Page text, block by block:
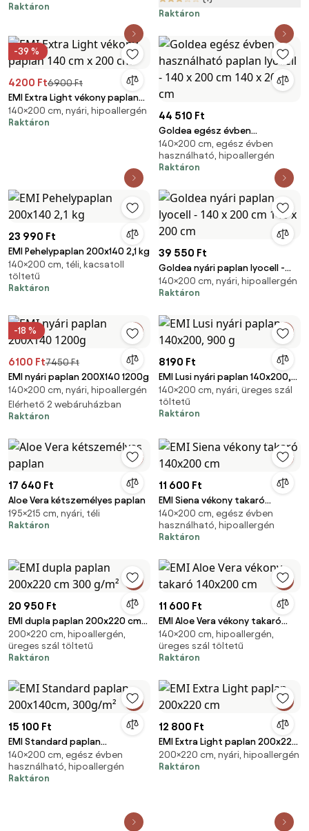
Raktáron
Raktáron
-39 %
4200 Ft6900 Ft
EMI Extra Light vékony paplan
140 cm x 200 cm
140×200 cm, nyári, hipoallergén
Raktáron
44 510 Ft
Goldea egész évben
használható paplan lyocell -
140 x 200 cm 140 x 200 cm
140×200 cm, egész évben
használható, hipoallergén
Raktáron
23 990 Ft
EMI Pehelypaplan 200x140 2,1 kg
140×200 cm, téli, kacsatoll
töltetű
Raktáron
39 550 Ft
Goldea nyári paplan lyocell -
140 x 200 cm 140 x 200 cm
140×200 cm, nyári, hipoallergén
Raktáron
-18 %
6100 Ft7450 Ft
EMI nyári paplan 200X140 1200g
140×200 cm, nyári, hipoallergén
Elérhető 2 webáruházban
Raktáron
8190 Ft
EMI Lusi nyári paplan 140x200,
900 g
140×200 cm, nyári, üreges szál
töltetű
Raktáron
17 640 Ft
Aloe Vera kétszemélyes paplan
195×215 cm, nyári, téli
Raktáron
11 600 Ft
EMI Siena vékony takaró
140x200 cm
140×200 cm, egész évben
használható, hipoallergén
Raktáron
20 950 Ft
EMI dupla paplan 200x220 cm
300 g/m²
200×220 cm, hipoallergén,
üreges szál töltetű
Raktáron
11 600 Ft
EMI Aloe Vera vékony takaró
140x200 cm
140×200 cm, hipoallergén,
üreges szál töltetű
Raktáron
15 100 Ft
EMI Standard paplan
200x140cm, 300g/m²
140×200 cm, egész évben
használható, hipoallergén
Raktáron
12 800 Ft
EMI Extra Light paplan 200x220
cm
200×220 cm, nyári, hipoallergén
Raktáron